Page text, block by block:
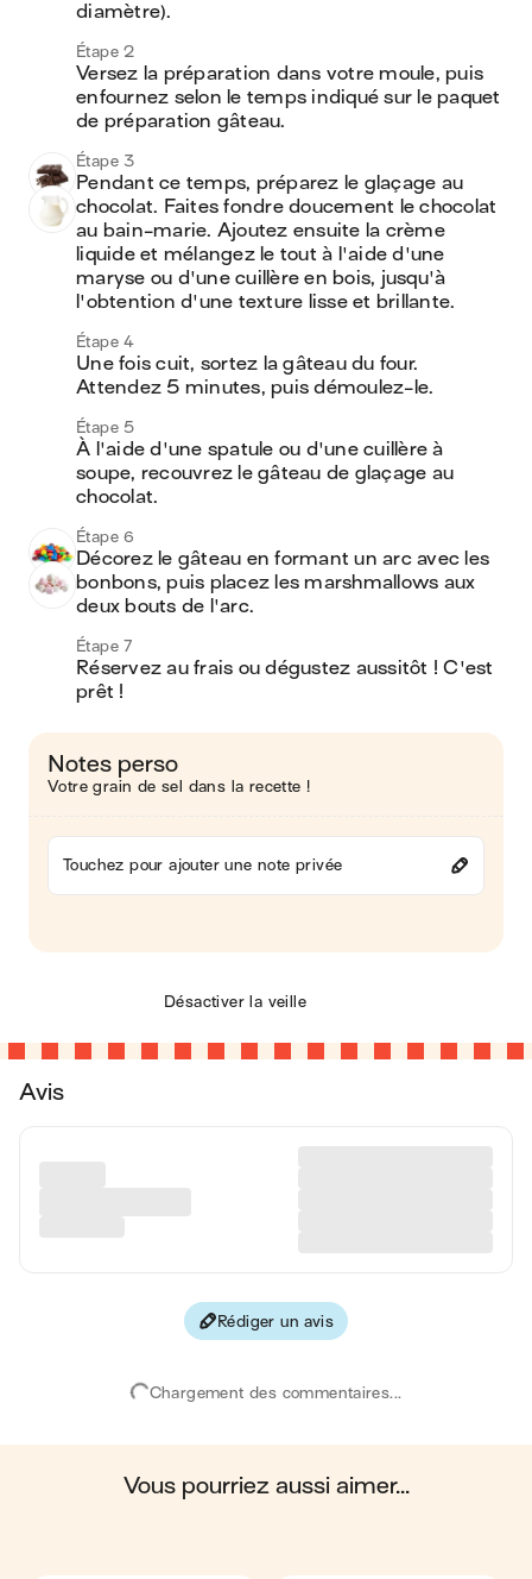
diamètre).
Étape 2
Versez la préparation dans votre moule, puis
enfournez selon le temps indiqué sur le paquet
de préparation gâteau.
Étape 3
Pendant ce temps, préparez le glaçage au
chocolat. Faites fondre doucement le chocolat
au bain-marie. Ajoutez ensuite la crème
liquide et mélangez le tout à l'aide d'une
maryse ou d'une cuillère en bois, jusqu'à
l'obtention d'une texture lisse et brillante.
Étape 4
Une fois cuit, sortez la gâteau du four.
Attendez 5 minutes, puis démoulez-le.
Étape 5
À l'aide d'une spatule ou d'une cuillère à
soupe, recouvrez le gâteau de glaçage au
chocolat.
Étape 6
Décorez le gâteau en formant un arc avec les
bonbons, puis placez les marshmallows aux
deux bouts de l'arc.
Étape 7
Réservez au frais ou dégustez aussitôt ! C'est
prêt !
Notes perso
Votre grain de sel dans la recette !
Touchez pour ajouter une note privée
Désactiver la veille
Avis
Rédiger un avis
Chargement des commentaires...
vous pourriez aussi aimer...